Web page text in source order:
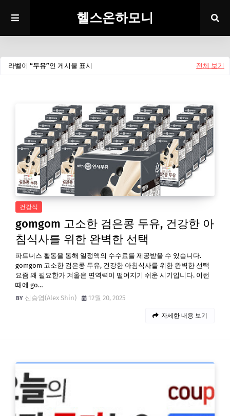
헬스온하모니
라벨이 두유 인 게시물 표시 전체 보기
건강식
gomgom 고소한 검은콩 두유, 건강한 아
침식사를 위한 완벽한 선택
파트너스 활동을 통해 일정액의 수수료를 제공받을 수 있습니다.
gomgom 고소한 검은콩 두유, 건강한 아침식사를 위한 완벽한 선택
요즘 왜 필요한가 겨울은 면역력이 떨어지기 쉬운 시기입니다. 이런
때에 go…
신승엽(Alex Shin)
12월 20, 2025
자세한 내용 보기